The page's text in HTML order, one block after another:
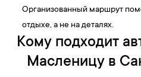
Организованный маршрут
отдыхе, а не на деталях.
Кому подходит
Масленицу в